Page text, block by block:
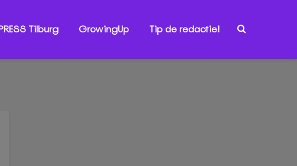
Tilburg GrowingUp Tip de redactie!